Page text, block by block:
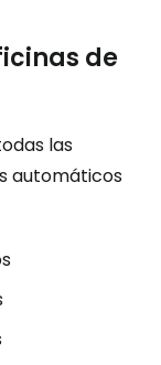
de
las
automáticos